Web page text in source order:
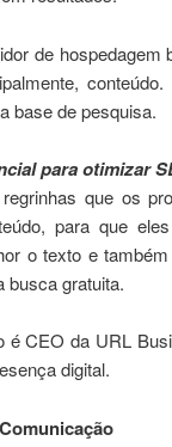
de
base de pesquisa.
para otimizar
que os
para que
o texto e
busca gratuita.
é CEO da URL
digital.